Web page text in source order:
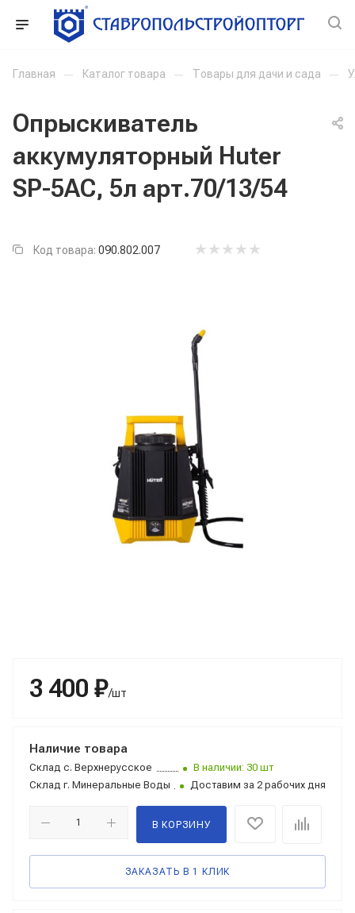
Главная — Каталог товара — Товары для дачи и сада —
Опрыскиватель
аккумуляторный Huter
SP-5AC, 5л арт.70/13/54
Код товара: 090.802.007
3 400 ₽/шт
Наличие товара
Склад с. Верхнерусское
В наличии: 30 шт
Склад г. Минеральные Воды Доставим за 2 рабочих дня
В КОРЗИНУ
ЗАКАЗАТЬ В 1 КЛИК